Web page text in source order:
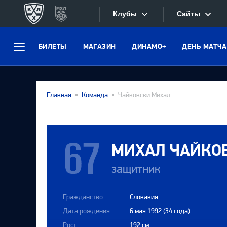
Клубы
Конференция «Запад»
ХК Сочи
Динамо Мн
Динамо М
Сайты
Интернет-
БИЛЕТЫ МАГАЗИН ДИНАМО+ ДЕНЬ МАТЧА
Главная Команда Чайковски Михал
МИХАЛ
защитник
Гражданство:
Словакия
Дата рождения:
6 мая 1992 (34 года)
Рост:
192 см